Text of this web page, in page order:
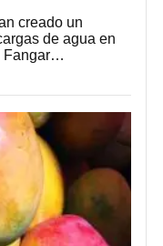
creado un
de agua en
Fangar…